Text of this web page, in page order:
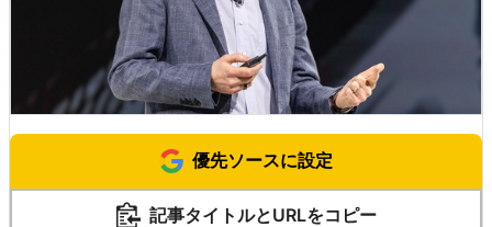
優先ソースに設定
記事タイトルとURLをコピー